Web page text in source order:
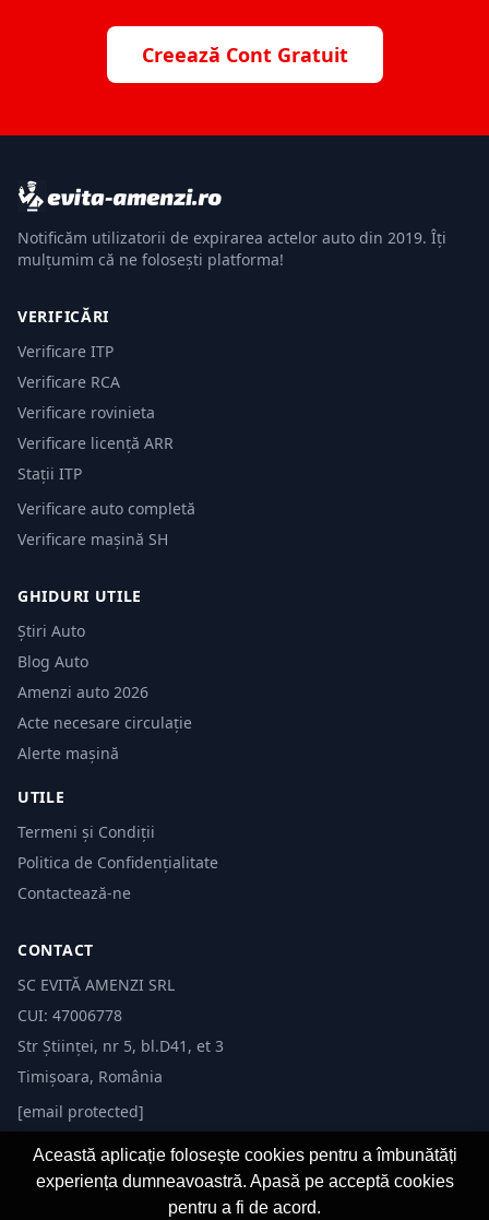
Creează Cont Gratuit
Notificăm utilizatorii de expirarea actelor auto din 2019. Îți
mulțumim că ne folosești platforma!
VERIFICĂRI
Verificare ITP
Verificare RCA
Verificare rovinieta
Verificare licență ARR
Stații ITP
Verificare auto completă
Verificare mașină SH
GHIDURI UTILE
Știri Auto
Blog Auto
Amenzi auto 2026
Acte necesare circulație
Alerte mașină
UTILE
Termeni și Condiții
Politica de Confidențialitate
Contactează-ne
CONTACT
SC EVITĂ AMENZI SRL
CUI: 47006778
Str Științei, nr 5, bl.D41, et 3
Timișoara, România
[email protected]
Această aplicație folosește cookies pentru a îmbunătăți
experiența dumneavoastră. Apasă pe acceptă cookies
pentru a fi de acord.